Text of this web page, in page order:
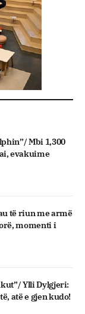
Mbi 1,300
evakuime
të riun me armë
momenti i
Ylli Dylgjeri:
atë e gjen kudo!